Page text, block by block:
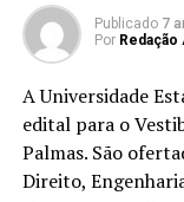
Publicado 7
Por Redação
A Universidade
edital para o
Palmas. São
Direito,